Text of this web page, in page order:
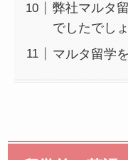
弊社マルタ
でしたでし
マルタ留学